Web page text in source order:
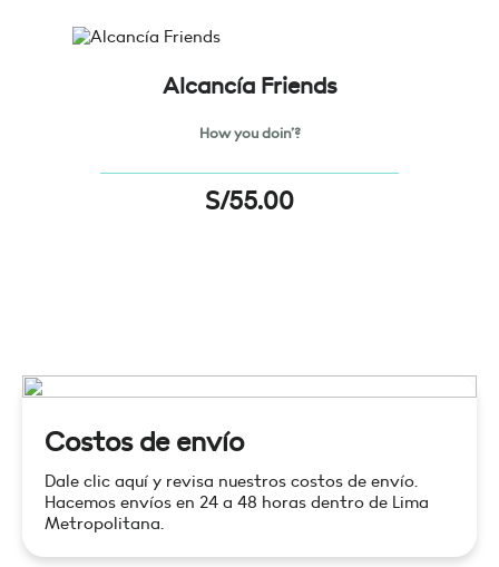
Alcancía Friends
How you doin’?
S/55.00
Costos de envío
Dale clic aquí y revisa nuestros costos de envío.
Hacemos envíos en 24 a 48 horas dentro de Lima
Metropolitana.